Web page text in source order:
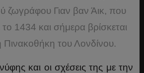
ζωγράφου Γιαν βαν Άικ, που
1434 και σήμερα βρίσκεται
Πινακοθήκη του Λονδίνου.
και οι σχέσεις της με την